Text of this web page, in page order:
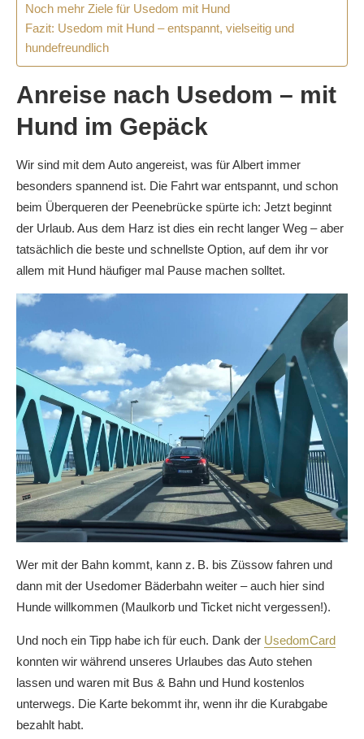
Noch mehr Ziele für Usedom mit Hund
Fazit: Usedom mit Hund – entspannt, vielseitig und
hundefreundlich
Anreise nach Usedom – mit
Hund im Gepäck
Wir sind mit dem Auto angereist, was für Albert immer
besonders spannend ist. Die Fahrt war entspannt, und schon
beim Überqueren der Peenebrücke spürte ich: Jetzt beginnt
der Urlaub. Aus dem Harz ist dies ein recht langer Weg – aber
tatsächlich die beste und schnellste Option, auf dem ihr vor
allem mit Hund häufiger mal Pause machen solltet.
Wer mit der Bahn kommt, kann z. B. bis Züssow fahren und
dann mit der Usedomer Bäderbahn weiter – auch hier sind
Hunde willkommen (Maulkorb und Ticket nicht vergessen!).
Und noch ein Tipp habe ich für euch. Dank der UsedomCard
konnten wir während unseres Urlaubes das Auto stehen
lassen und waren mit Bus & Bahn und Hund kostenlos
unterwegs. Die Karte bekommt ihr, wenn ihr die Kurabgabe
bezahlt habt.